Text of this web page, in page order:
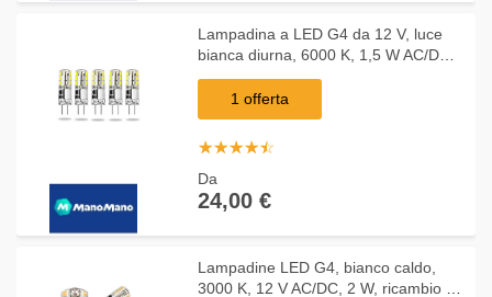
Lampadina a LED G4 da 12 V, luce
bianca diurna, 6000 K, 1,5 W AC/DC
12 V, ricambio 20 W, lampadina
alogena G4, attacco bi-pin, tipo JC, a
risparmio
1 offerta
☆☆☆☆☆
★★★★★
Da
24,00 €
Lampadine LED G4, bianco caldo,
3000 K, 12 V AC/DC, 2 W, ricambio 20